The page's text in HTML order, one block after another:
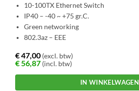
10-100TX Ethernet Switch
IP40 – -40 ~ +75 gr.C.
Green networking
802.3az – EEE
€47,00 (excl. btw)
€56,87 (incl. btw)
IN WINKELWAGEN